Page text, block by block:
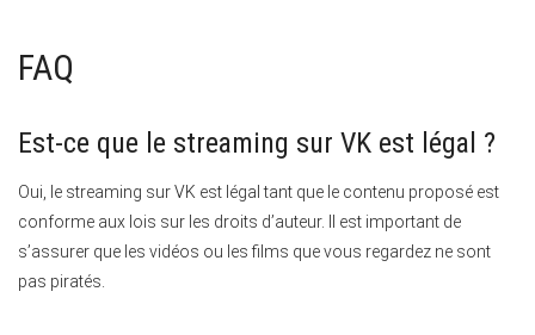
FAQ
Est-ce que le streaming sur VK est légal ?
Oui, le streaming sur VK est légal tant que le contenu proposé est
conforme aux lois sur les droits d’auteur. Il est important de
s’assurer que les vidéos ou les films que vous regardez ne sont
pas piratés.